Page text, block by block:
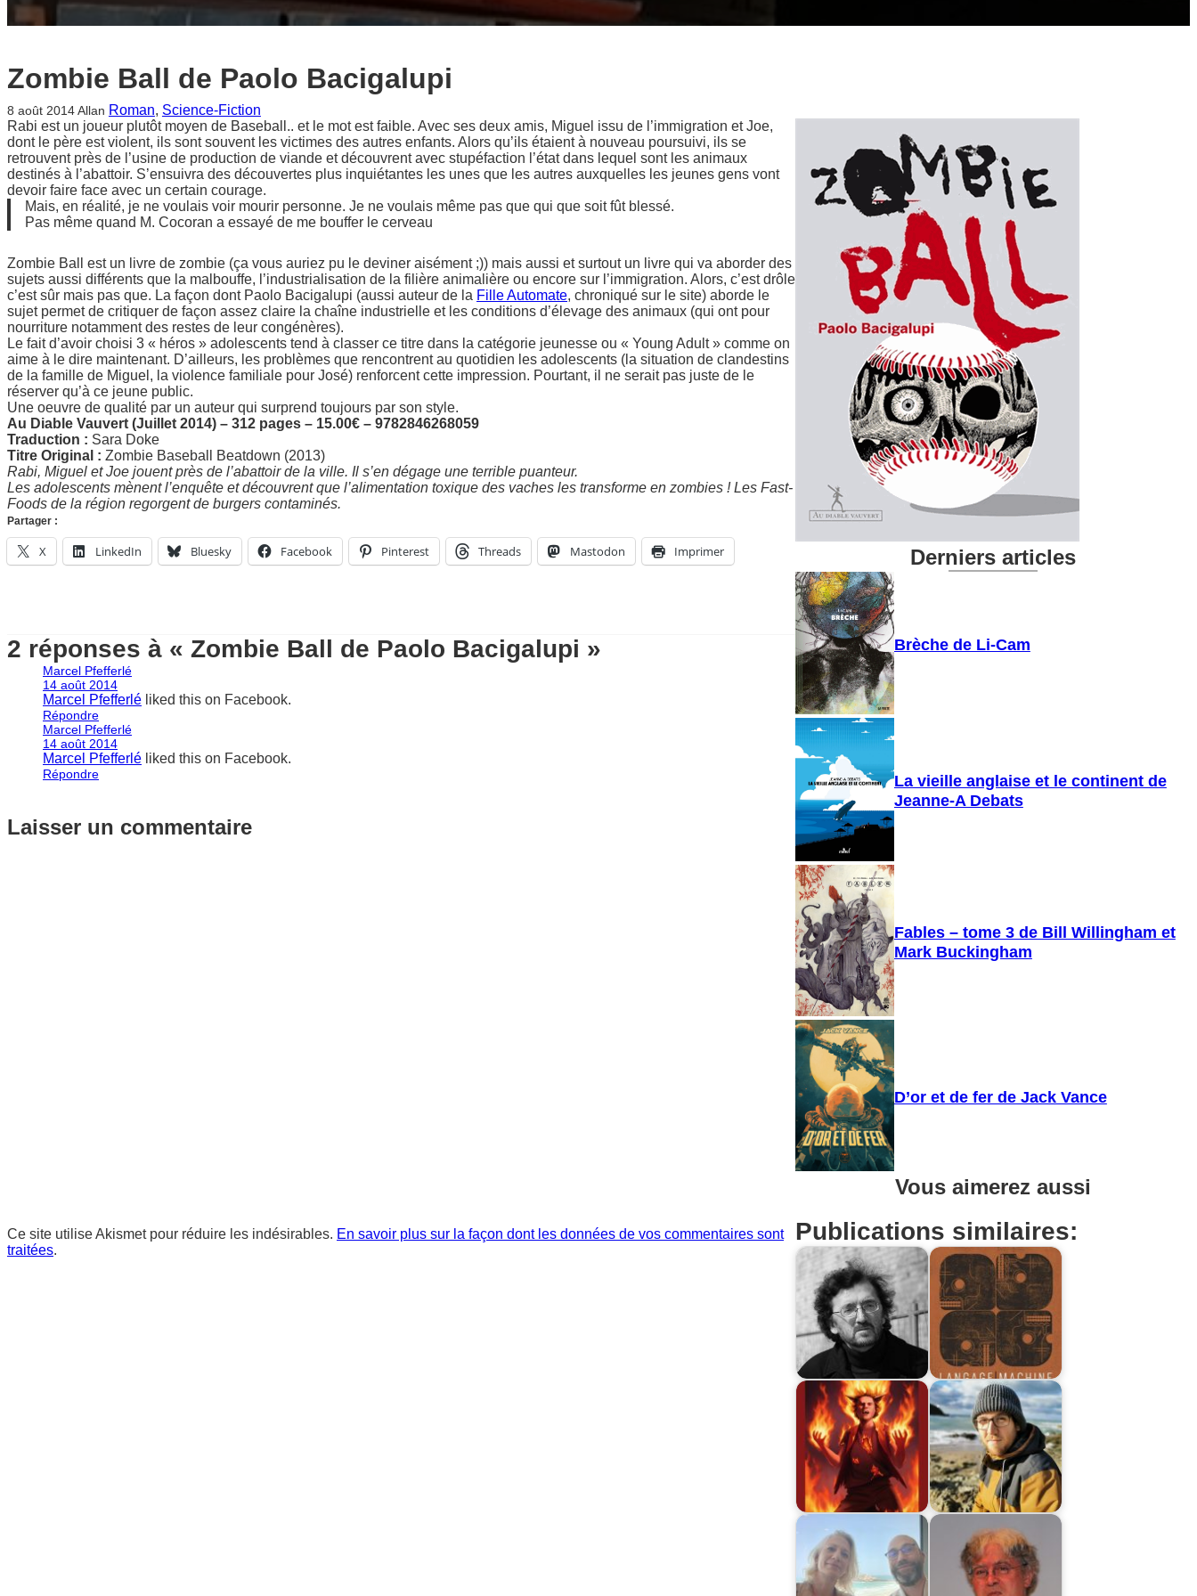
Zombie Ball de Paolo Bacigalupi
8 août 2014 Allan Roman, Science-Fiction
Rabi est un joueur plutôt moyen de Baseball.. et le mot est faible. Avec ses deux amis, Miguel issu de l’immigration et Joe,
dont le père est violent, ils sont souvent les victimes des autres enfants. Alors qu’ils étaient à nouveau poursuivi, ils se
retrouvent près de l’usine de production de viande et découvrent avec stupéfaction l’état dans lequel sont les animaux
destinés à l’abattoir. S’ensuivra des découvertes plus inquiétantes les unes que les autres auxquelles les jeunes gens vont
devoir faire face avec un certain courage.
Mais, en réalité, je ne voulais voir mourir personne. Je ne voulais même pas que qui que soit fût blessé.
Pas même quand M. Cocoran a essayé de me bouffer le cerveau
Zombie Ball est un livre de zombie (ça vous auriez pu le deviner aisément ;)) mais aussi et surtout un livre qui va aborder des
sujets aussi différents que la malbouffe, l’industrialisation de la filière animalière ou encore sur l’immigration. Alors, c’est drôle
c’est sûr mais pas que. La façon dont Paolo Bacigalupi (aussi auteur de la Fille Automate, chroniqué sur le site) aborde le
sujet permet de critiquer de façon assez claire la chaîne industrielle et les conditions d’élevage des animaux (qui ont pour
nourriture notamment des restes de leur congénères).
Le fait d’avoir choisi 3 « héros » adolescents tend à classer ce titre dans la catégorie jeunesse ou « Young Adult » comme on
aime à le dire maintenant. D’ailleurs, les problèmes que rencontrent au quotidien les adolescents (la situation de clandestins
de la famille de Miguel, la violence familiale pour José) renforcent cette impression. Pourtant, il ne serait pas juste de le
réserver qu’à ce jeune public.
Une oeuvre de qualité par un auteur qui surprend toujours par son style.
Au Diable Vauvert (Juillet 2014) – 312 pages – 15.00€ – 9782846268059
Traduction : Sara Doke
Titre Original : Zombie Baseball Beatdown (2013)
Rabi, Miguel et Joe jouent près de l’abattoir de la ville. Il s’en dégage une terrible puanteur.
Les adolescents mènent l’enquête et découvrent que l’alimentation toxique des vaches les transforme en zombies ! Les Fast-
Foods de la région regorgent de burgers contaminés.
Partager :
X LinkedIn Bluesky Facebook Pinterest Threads Mastodon Imprimer
2 réponses à « Zombie Ball de Paolo Bacigalupi »
Marcel Pfefferlé
14 août 2014
Marcel Pfefferlé liked this on Facebook.
Répondre
Marcel Pfefferlé
14 août 2014
Marcel Pfefferlé liked this on Facebook.
Répondre
Laisser un commentaire
Ce site utilise Akismet pour réduire les indésirables. En savoir plus sur la façon dont les données de vos commentaires sont
traitées.
Derniers articles
Brèche de Li-Cam
La vieille anglaise et le continent de
Jeanne-A Debats
Fables – tome 3 de Bill Willingham et
Mark Buckingham
D’or et de fer de Jack Vance
Vous aimerez aussi
Publications similaires: